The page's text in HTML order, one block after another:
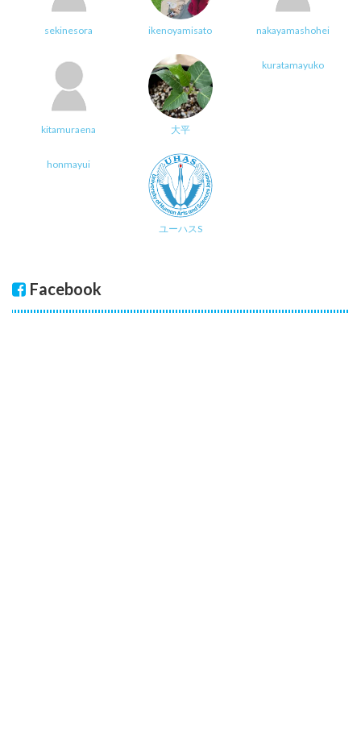
sekinesora ikenoyamisato nakayamashohei
kitamuraena 大平
kuratamayuko
honmayui
ユーハスS
Facebook